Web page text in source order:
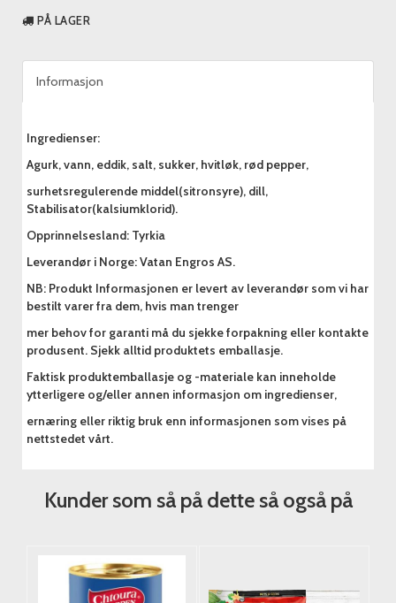
PÅ LAGER
Informasjon
Ingredienser:
Agurk, vann, eddik, salt, sukker, hvitløk, rød pepper,
surhetsregulerende middel(sitronsyre), dill,
Stabilisator(kalsiumklorid).
Opprinnelsesland: Tyrkia
Leverandør i Norge: Vatan Engros AS.
NB: Produkt Informasjonen er levert av leverandør som vi har
bestilt varer fra dem, hvis man trenger
mer behov for garanti må du sjekke forpakning eller kontakte
produsent. Sjekk alltid produktets emballasje.
Faktisk produktemballasje og -materiale kan inneholde
ytterligere og/eller annen informasjon om ingredienser,
ernæring eller riktig bruk enn informasjonen som vises på
nettstedet vårt.
Kunder som så på dette så også på